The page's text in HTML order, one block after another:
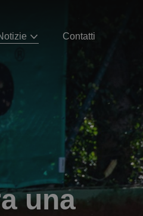
Contatti
una